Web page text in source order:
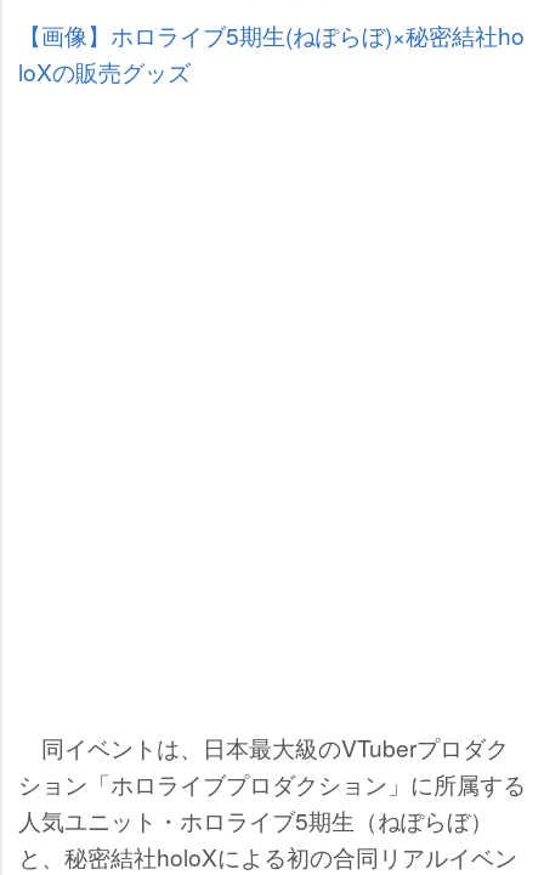
【画像】ホロライブ5期生(ねぽらぼ)×秘密結社ho
loXの販売グッズ
同イベントは、日本最大級のVTuberプロダク
ション「ホロライブプロダクション」に所属する
人気ユニット・ホロライブ5期生（ねぽらぼ）
と、秘密結社holoXによる初の合同リアルイベン